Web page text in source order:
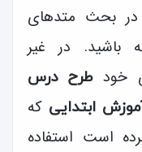
در بحث متدهای
باشید. در غیر
خودطرح درس
ابتدایی که
است استفاده